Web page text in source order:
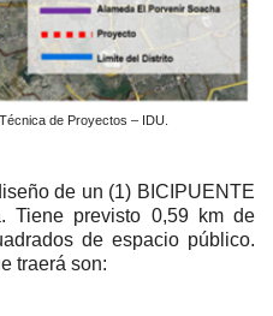
de Proyectos – IDU.
de un (1) BICIPUENTE
Tiene previsto 0,59 km de
de espacio público.
traerá son: